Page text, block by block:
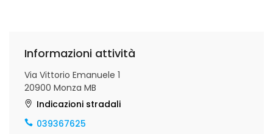
Informazioni attività
Via Vittorio Emanuele 1
20900 Monza MB
Indicazioni stradali
039367625